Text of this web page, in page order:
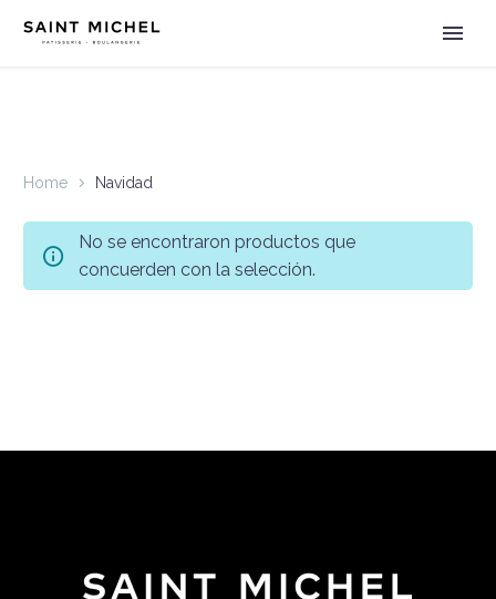
Home Navidad
No se encontraron productos que
concuerden con la selección.